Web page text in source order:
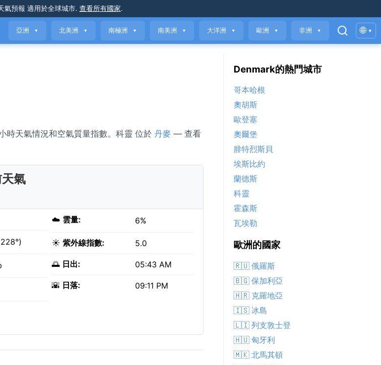
氣預報 適用於全球城市. 查看所有國家.
亞洲 ▼ 北美洲 ▼ 南極洲 ▼ 南美洲 ▼ 大洋洲 ▼ 歐洲 ▼ 非洲 ▼ 🌐 ▾
時天氣情況和空氣質量指數。科靈 位於 丹麥 — 查看
氣
☁️ 雲量: 6%
☀️ 紫外線指數: 5.0
🌅 日出: 05:43 AM
🌇 日落: 09:11 PM
Denmark的熱門城市
哥本哈根
奧胡斯
歐登塞
奧爾堡
腓特烈斯貝
埃斯比約
蘭德斯
科靈
霍森斯
瓦埃勒
歐洲的國家
🇷🇺 俄羅斯
🇧🇬 保加利亞
🇭🇷 克羅地亞
🇮🇸 冰島
🇱🇮 列支敦士登
🇭🇺 匈牙利
🇲🇰 北馬其頓